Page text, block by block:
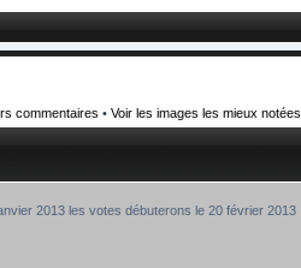
commentaires • Voir les images les mieux notées
2013 les votes débuterons le 20 février 2013